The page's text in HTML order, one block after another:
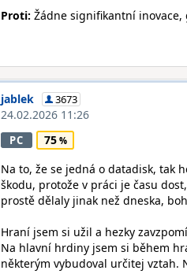
Proti: Žádne signifikantní
jablek 3673
24.02.2026 11:26
PC
75
Na to, že se jedná o datadisk, tak
škodu, protože v práci je času
prostě dělaly jinak než dneska,
Hraní jsem si užil a hezky
Na hlavní hrdiny jsem si během
některým vybudoval určitej vztah.